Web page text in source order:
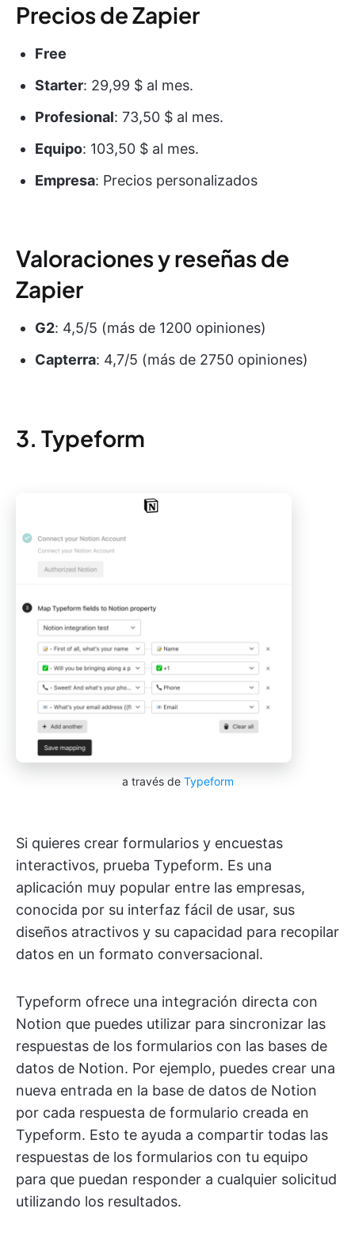
Precios de Zapier
Free
Starter: 29,99 $ al mes.
Profesional: 73,50 $ al mes.
Equipo: 103,50 $ al mes.
Empresa: Precios personalizados
Valoraciones y reseñas de
Zapier
G2: 4,5/5 (más de 1200 opiniones)
Capterra: 4,7/5 (más de 2750 opiniones)
3. Typeform
a través de Typeform
Si quieres crear formularios y encuestas
interactivos, prueba Typeform. Es una
aplicación muy popular entre las empresas,
conocida por su interfaz fácil de usar, sus
diseños atractivos y su capacidad para recopilar
datos en un formato conversacional.
Typeform ofrece una integración directa con
Notion que puedes utilizar para sincronizar las
respuestas de los formularios con las bases de
datos de Notion. Por ejemplo, puedes crear una
nueva entrada en la base de datos de Notion
por cada respuesta de formulario creada en
Typeform. Esto te ayuda a compartir todas las
respuestas de los formularios con tu equipo
para que puedan responder a cualquier solicitud
utilizando los resultados.